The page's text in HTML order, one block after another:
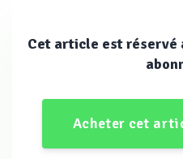
mesures que nous avons
Cet article est réservé
Acheter cet